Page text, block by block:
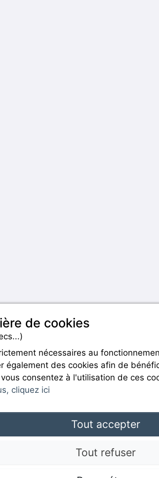
Rejoignez-nous
Mentions légales
de cookies
nécessaires au
également des cookies afin de
consentez à l'utilisation de ces
cliquez ici
Tout accepter
Tout refuser